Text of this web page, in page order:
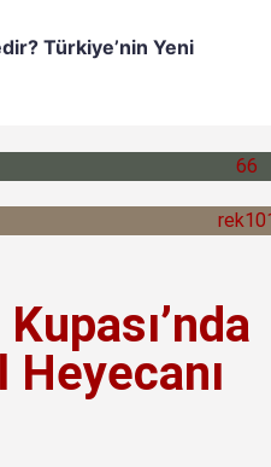
Türkiye’nin Yeni
Heyecanı